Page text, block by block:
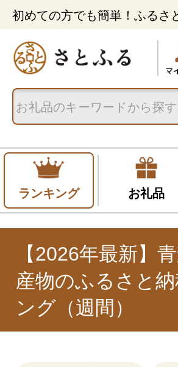
初めての方でも簡単！ふるさ
ランキング お礼品
【2026年最新】
産物のふるさと
ング（週間）